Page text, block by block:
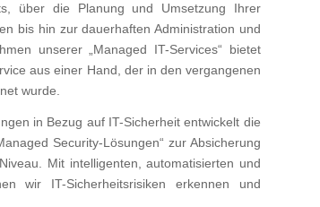
über die Planung und Umsetzung Ihrer
bis hin zur dauerhaften Administration und
unserer „Managed IT-Services“ bietet
aus einer Hand, der in den vergangenen
wurde.
in Bezug auf IT-Sicherheit entwickelt die
Security-Lösungen“ zur Absicherung
Mit intelligenten, automatisierten und
wir IT-Sicherheitsrisiken erkennen und